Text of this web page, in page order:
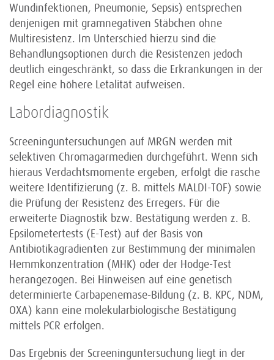
Wundinfektionen, Pneumonie, Sepsis) entsprechen
denjenigen mit gramnegativen Stäbchen ohne
Multiresistenz. Im Unterschied hierzu sind die
Behandlungsoptionen durch die Resistenzen jedoch
deutlich eingeschränkt, so dass die Erkrankungen in der
Regel eine höhere Letalität aufweisen.
Labordiagnostik
Screeninguntersuchungen auf MRGN werden mit
selektiven Chromagarmedien durchgeführt. Wenn sich
hieraus Verdachtsmomente ergeben, erfolgt die rasche
weitere Identifizierung (z. B. mittels MALDI-TOF) sowie
die Prüfung der Resistenz des Erregers. Für die
erweiterte Diagnostik bzw. Bestätigung werden z. B.
Epsilometertests (E-Test) auf der Basis von
Antibiotikagradienten zur Bestimmung der minimalen
Hemmkonzentration (MHK) oder der Hodge-Test
herangezogen. Bei Hinweisen auf eine genetisch
determinierte Carbapenemase-Bildung (z. B. KPC, NDM,
OXA) kann eine molekularbiologische Bestätigung
mittels PCR erfolgen.
Das Ergebnis der Screeninguntersuchung liegt in der